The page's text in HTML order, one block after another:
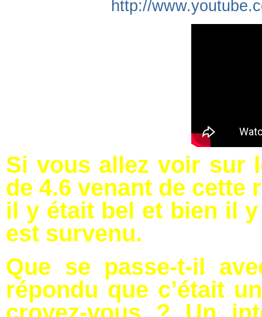
http://
Si vous allez voir sur
de 4.6 venant de cette
il y était bel et bien il
est survenu.
Que se passe-t-il
répondu que c’était